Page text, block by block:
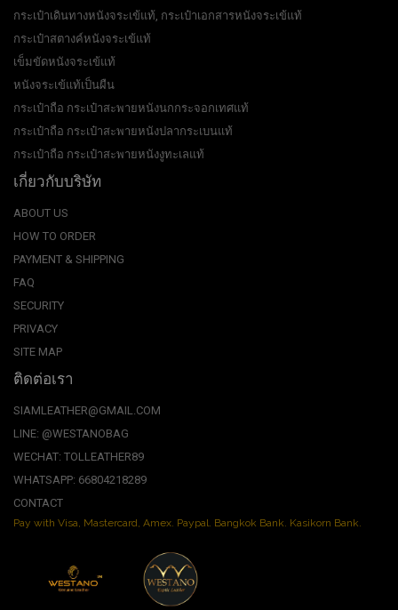
กระเป๋าเดินทางหนังจระเข้แท้, กระเป๋าเอกสารหนังจระเข้แท้
กระเป๋าสตางค์หนังจระเข้แท้
เข็มขัดหนังจระเข้แท้
หนังจระเข้แท้เป็นผืน
กระเป๋าถือ กระเป๋าสะพายหนังนกกระจอกเทศแท้
กระเป๋าถือ กระเป๋าสะพายหนังปลากระเบนแท้
กระเป๋าถือ กระเป๋าสะพายหนังงูทะเลแท้
เกี่ยวกับบริษัท
ABOUT US
HOW TO ORDER
PAYMENT & SHIPPING
FAQ
SECURITY
PRIVACY
SITE MAP
ติดต่อเรา
SIAMLEATHER@GMAIL.COM
LINE: @WESTANOBAG
WECHAT: TOLLEATHER89
WHATSAPP: 66804218289
CONTACT
Pay with Visa, Mastercard, Amex. Paypal. Bangkok Bank. Kasikorn Bank.